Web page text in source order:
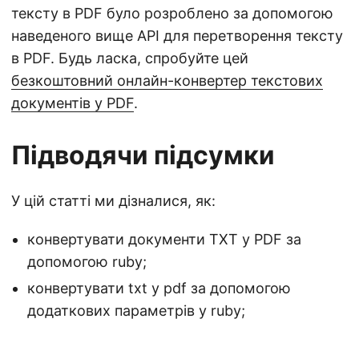
тексту в PDF було розроблено за допомогою
наведеного вище API для перетворення тексту
в PDF. Будь ласка, спробуйте цей
безкоштовний онлайн-конвертер текстових
документів у PDF.
Підводячи підсумки
У цій статті ми дізналися, як:
конвертувати документи TXT у PDF за
допомогою ruby;
конвертувати txt у pdf за допомогою
додаткових параметрів у ruby;